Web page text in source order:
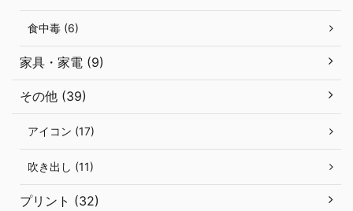
食中毒 (6)
家具・家電 (9)
その他 (39)
アイコン (17)
吹き出し (11)
プリント (32)